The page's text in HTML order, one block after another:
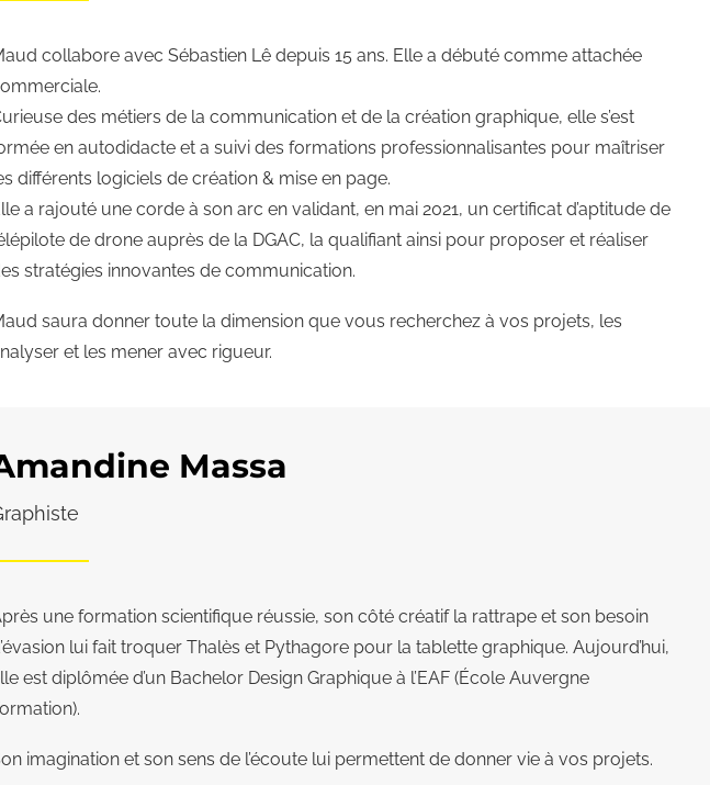
collabore avec Sébastien Lê depuis 15 ans. Elle a débuté comme attachée
des métiers de la communication et de la création graphique, elle s’est
en autodidacte et a suivi des formations professionnalisantes pour maîtriser
différents logiciels de création & mise en page.
a rajouté une corde à son arc en validant, en mai 2021, un certificat d’aptitude de
de drone auprès de la DGAC, la qualifiant ainsi pour proposer et réaliser
stratégies innovantes de communication.
saura donner toute la dimension que vous recherchez à vos projets, les
et les mener avec rigueur.
Massa
une formation scientifique réussie, son côté créatif la rattrape et son besoin
lui fait troquer Thalès et Pythagore pour la tablette graphique. Aujourd’hui,
est diplômée d’un Bachelor Design Graphique à l’EAF (École Auvergne
imagination et son sens de l’écoute lui permettent de donner vie à vos projets.